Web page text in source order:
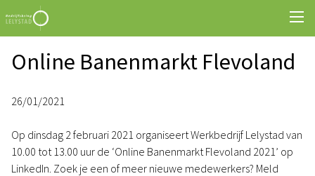
Online Banenmarkt Flevoland
26/01/2021
Op dinsdag 2 februari 2021 organiseert Werkbedrijf Lelystad van
10.00 tot 13.00 uur de ‘Online Banenmarkt Flevoland 2021’ op
LinkedIn. Zoek je een of meer nieuwe medewerkers? Meld